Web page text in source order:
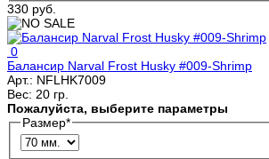
330 руб.
0
Балансир Narval Frost Husky #009-Shrimp
Арт.: NFLHK7009
Вес: 20 гр.
Пожалуйста, выберите параметры
Размер*